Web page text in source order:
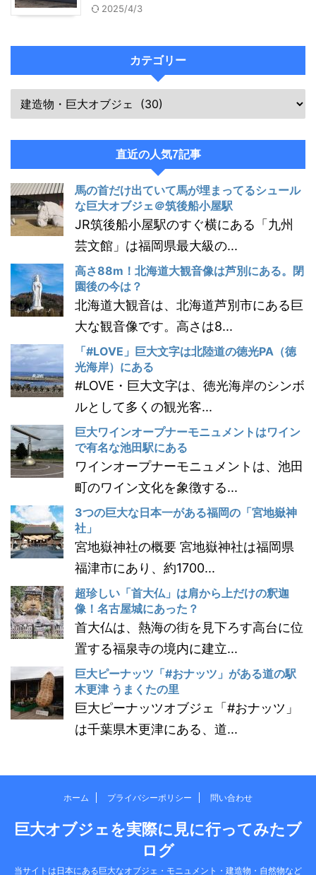
2025/4/3
カテゴリー
直近の人気7記事
馬の首だけ出ていて馬が埋まってるシュール
な巨大オブジェ＠筑後船小屋駅
JR筑後船小屋駅のすぐ横にある「九州
芸文館」は福岡県最大級の...
高さ88m！北海道大観音像は芦別にある。閉
園後の今は？
北海道大観音は、北海道芦別市にある巨
大な観音像です。高さは8...
「#LOVE」巨大文字は北陸道の徳光PA（徳
光海岸）にある
#LOVE・巨大文字は、徳光海岸のシンボ
ルとして多くの観光客...
巨大ワインオープナーモニュメントはワイン
で有名な池田駅にある
ワインオープナーモニュメントは、池田
町のワイン文化を象徴する...
3つの巨大な日本一がある福岡の「宮地嶽神
社」
宮地嶽神社の概要 宮地嶽神社は福岡県
福津市にあり、約1700...
超珍しい「首大仏」は肩から上だけの釈迦
像！名古屋城にあった？
首大仏は、熱海の街を見下ろす高台に位
置する福泉寺の境内に建立...
巨大ピーナッツ「#おナッツ」がある道の駅
木更津 うまくたの里
巨大ピーナッツオブジェ「#おナッツ」
は千葉県木更津にある、道...
ホーム プライバシーポリシー 問い合わせ
巨大オブジェを実際に見に行ってみたブ
ログ
当サイトは日本にある巨大なオブジェ・モニュメント・建造物・自然物など